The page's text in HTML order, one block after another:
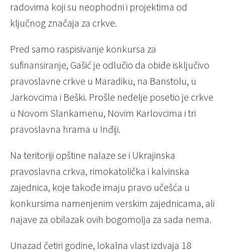
radovima koji su neophodni i projektima od
ključnog značaja za crkve.
Pred samo raspisivanje konkursa za
sufinansiranje, Gašić je odlučio da obiđe isključivo
pravoslavne crkve u Maradiku, na Banstolu, u
Jarkovcima i Beški. Prošle nedelje posetio je crkve
u Novom Slankamenu, Novim Karlovcima i tri
pravoslavna hrama u Inđiji.
Na teritoriji opštine nalaze se i Ukrajinska
pravoslavna crkva, rimokatolička i kalvinska
zajednica, koje takođe imaju pravo učešća u
konkursima namenjenim verskim zajednicama, ali
najave za obilazak ovih bogomolja za sada nema.
Unazad četiri godine, lokalna vlast izdvaja 18